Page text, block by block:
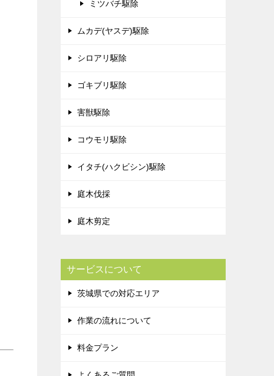
ミツバチ駆除
ムカデ(ヤスデ)駆除
シロアリ駆除
ゴキブリ駆除
害獣駆除
コウモリ駆除
イタチ(ハクビシン)駆除
庭木伐採
庭木剪定
サービスについて
茨城県での対応エリア
作業の流れについて
料金プラン